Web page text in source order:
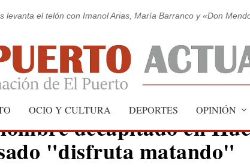
levanta el telón con Imanol Arias, María Barranco y «Don
OCIO Y CULTURA DEPORTES OPINIÓN
decapitado en
"disfruta matando"